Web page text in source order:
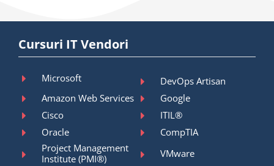
Cursuri IT Vendori
Microsoft
DevOps Artisan
Amazon Web Services
Google
Cisco
ITIL®
Oracle
CompTIA
Project Management
Institute (PMI®)
VMware